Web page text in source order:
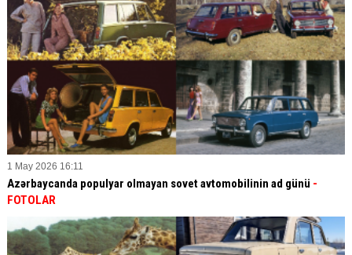
1 May 2026 16:11
Azərbaycanda populyar olmayan sovet avtomobilinin ad günü -
FOTOLAR